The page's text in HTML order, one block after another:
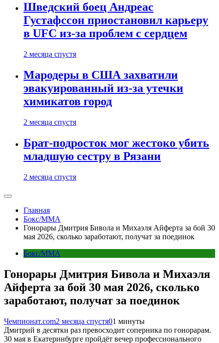
Шведский боец Андреас
Густафссон приостановил карьеру
в UFC из-за проблем с сердцем
2 месяца спустя
Мародеры в США захватили
эвакуированный из-за утечки
химикатов город
2 месяца спустя
Брат-подросток мог жестоко убить
младшую сестру в Рязани
2 месяца спустя
Главная
Бокс/MMA
Гонорары Дмитрия Бивола и Михаэля Айферта за бой 30
мая 2026, сколько заработают, получат за поединок
Бокс/MMA
Гонорары Дмитрия Бивола и Михаэля
Айферта за бой 30 мая 2026, сколько
заработают, получат за поединок
Чемпионат.com2 месяца спустя01 минуты
Дмитрий в десятки раз превосходит соперника по гонорарам.
30 мая в Екатеринбурге пройдёт вечер профессионального